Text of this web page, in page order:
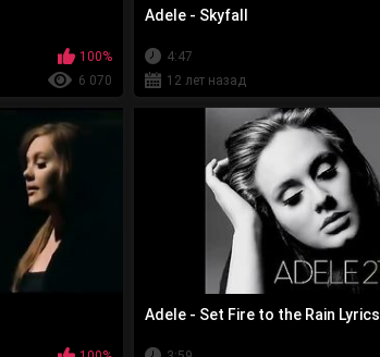
100%
6 070
Adele - Skyfall
4:47
12 лет назад
Adele - Set Fire to the Rain Lyrics